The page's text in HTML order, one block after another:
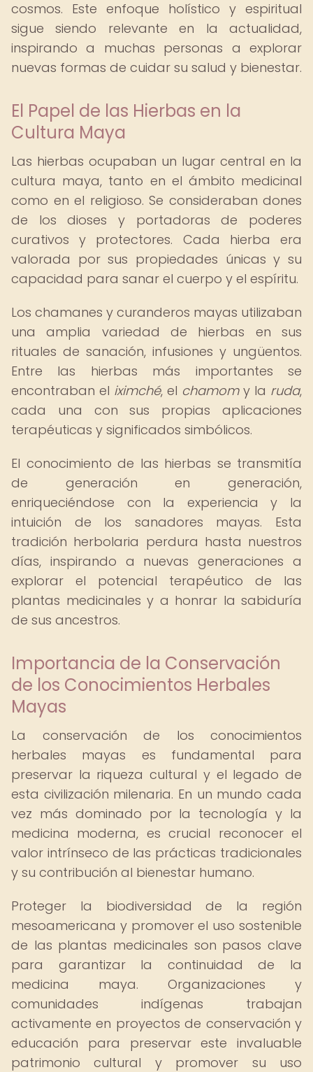
cosmos. Este enfoque holístico y espiritual
sigue siendo relevante en la actualidad,
inspirando a muchas personas a explorar
nuevas formas de cuidar su salud y bienestar.
El Papel de las Hierbas en la
Cultura Maya
Las hierbas ocupaban un lugar central en la
cultura maya, tanto en el ámbito medicinal
como en el religioso. Se consideraban dones
de los dioses y portadoras de poderes
curativos y protectores. Cada hierba era
valorada por sus propiedades únicas y su
capacidad para sanar el cuerpo y el espíritu.
Los chamanes y curanderos mayas utilizaban
una amplia variedad de hierbas en sus
rituales de sanación, infusiones y ungüentos.
Entre las hierbas más importantes se
encontraban el iximché, el chamomy la ruda,
cada una con sus propias aplicaciones
terapéuticas y significados simbólicos.
El conocimiento de las hierbas se transmitía
de generación en generación,
enriqueciéndose con la experiencia y la
intuición de los sanadores mayas. Esta
tradición herbolaria perdura hasta nuestros
días, inspirando a nuevas generaciones a
explorar el potencial terapéutico de las
plantas medicinales y a honrar la sabiduría
de sus ancestros.
Importancia de la Conservación
de los Conocimientos Herbales
Mayas
La conservación de los conocimientos
herbales mayas es fundamental para
preservar la riqueza cultural y el legado de
esta civilización milenaria. En un mundo cada
vez más dominado por la tecnología y la
medicina moderna, es crucial reconocer el
valor intrínseco de las prácticas tradicionales
y su contribución al bienestar humano.
Proteger la biodiversidad de la región
mesoamericana y promover el uso sostenible
de las plantas medicinales son pasos clave
para garantizar la continuidad de la
medicina maya. Organizaciones y
comunidades indígenas trabajan
activamente en proyectos de conservación y
educación para preservar este invaluable
patrimonio cultural y promover su uso